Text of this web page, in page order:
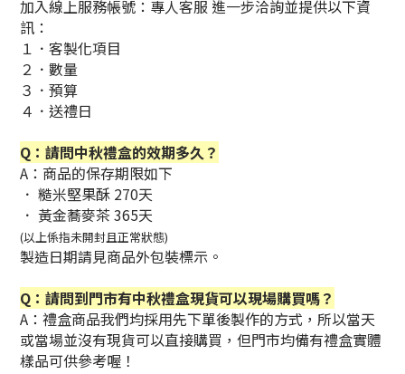
加入線上服務帳號：專人客服 進一步洽詢並提供以下資
訊：
１．客製化項目
２．數量
３．預算
４．送禮日
Q：請問中秋禮盒的效期多久？
A：商品的保存期限如下
． 糙米堅果酥 270天
． 黃金蕎麥茶 365天
(以上係指未開封且正常狀態)
製造日期請見商品外包裝標示。
Q：請問到門市有中秋禮盒現貨可以現場購買嗎？
A：禮盒商品我們均採用先下單後製作的方式，所以當天
或當場並沒有現貨可以直接購買，但門市均備有禮盒實體
樣品可供參考喔！